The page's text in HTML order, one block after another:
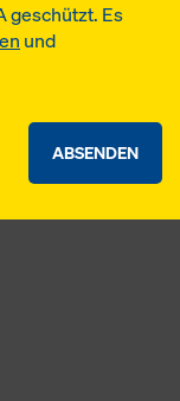
geschützt. Es
und
ABSENDEN